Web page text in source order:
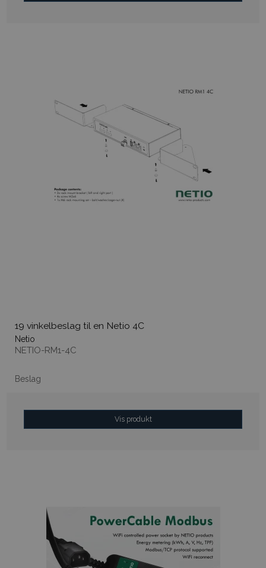
19 vinkelbeslag til en Netio 4C
Netio
NETIO-RM1-4C
Beslag
Vis produkt